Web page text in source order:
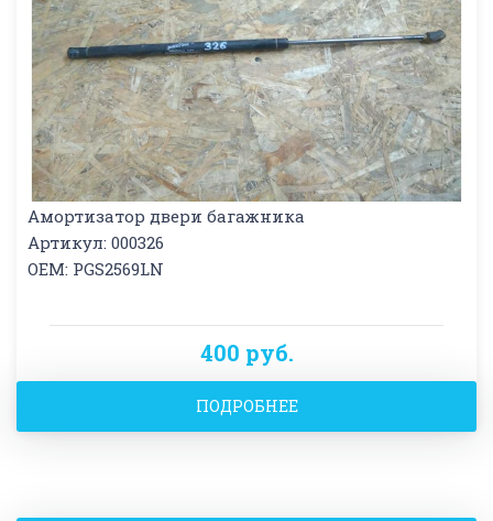
Амортизатор двери багажника
Артикул: 000326
OEM: PGS2569LN
400 руб.
ПОДРОБНЕЕ